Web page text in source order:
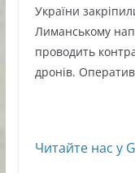
України
Лиманському
проводить
дронів.
Читайте нас у